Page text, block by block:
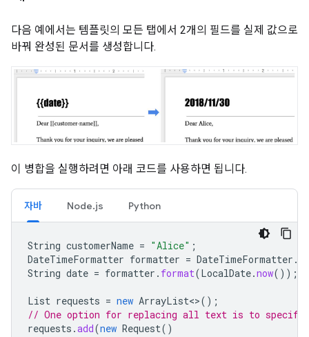
다음 예에서는 템플릿의 모든 탭에서 2개의 필드를 실제 값으로
바꿔 완성된 문서를 생성합니다.
이 병합을 실행하려면 아래 코드를 사용하면 됩니다.
자바 Node.js Python
String customerName = "Alice" ;
DateTimeFormatter formatter = DateTimeFormatter .
String date = formatter . format(LocalDate.now());
List requests = new ArrayList<>();
// One option for replacing all text is to
requests .add(new Request()